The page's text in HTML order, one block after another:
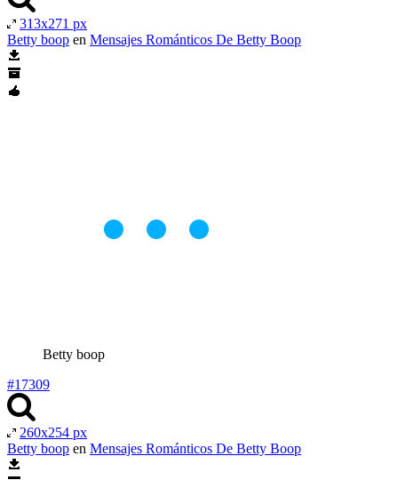
313x271 px
Betty boop en Mensajes Románticos De Betty Boop
Betty boop
#17309
260x254 px
Betty boop en Mensajes Románticos De Betty Boop